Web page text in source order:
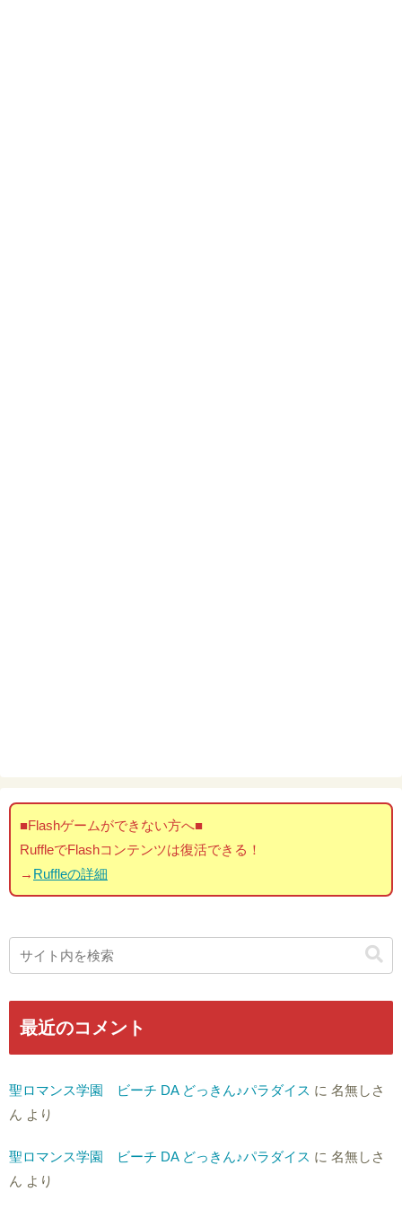
■Flashゲームができない方へ■
RuffleでFlashコンテンツは復活できる！
→ Ruffleの詳細
最近のコメント
聖ロマンス学園 ビーチ DA どっきん♪パラダイス に 名無しさ
ん より
聖ロマンス学園 ビーチ DA どっきん♪パラダイス に 名無しさ
ん より